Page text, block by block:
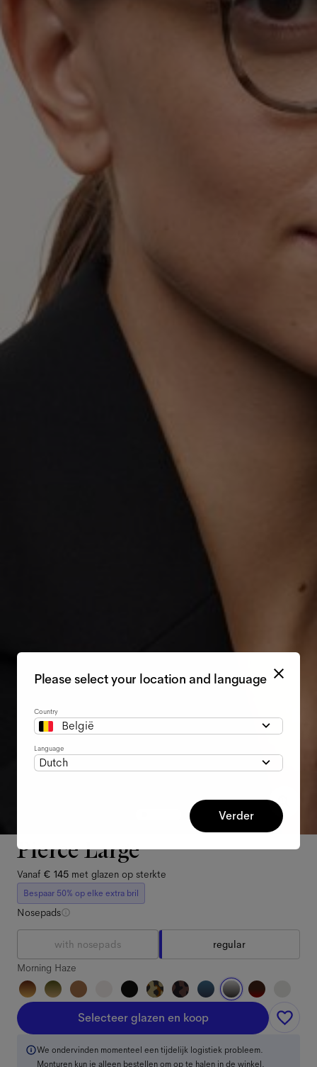
Pierce Large
Vanaf € 145 met glazen op sterkte
Bespaar 50% op elke extra bril
Nosepads
with nosepads
regular
Morning Haze
Selecteer glazen en koop
We ondervinden momenteel een tijdelijk logistiek probleem.
Monturen kun je alleen bestellen om op te halen in de winkel.
Please select your location and language
Country
België
Language
Dutch
Verder